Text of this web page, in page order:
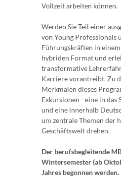
Vollzeit arbeiten können.
Werden Sie Teil einer
von Young Professionals
Führungskräften in
hybriden Format und
transformative
Karriere vorantreibt. Zu
Merkmalen dieses
Exkursionen - eine in das
und eine innerhalb
um zentrale Themen der
Geschäftswelt drehen.
Der berufsbegleitende
Wintersemester (ab
Jahres begonnen werden.